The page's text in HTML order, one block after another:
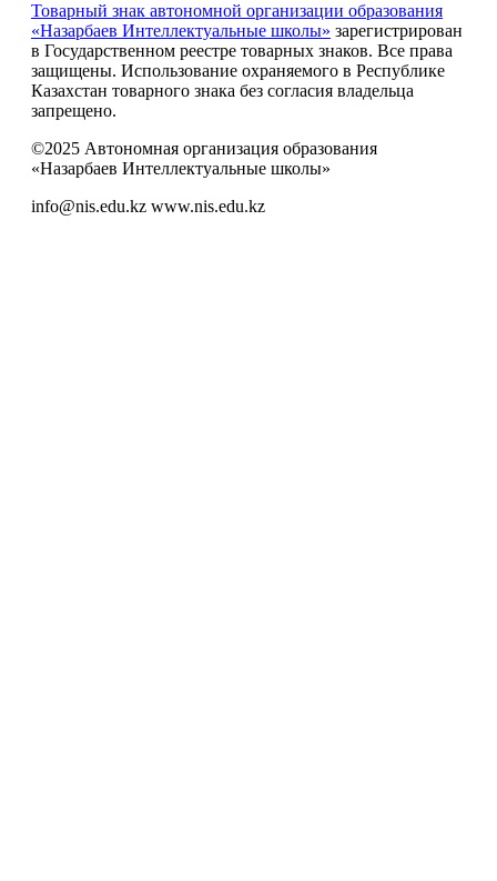
Товарный знак автономной организации образования
«Назарбаев Интеллектуальные школы» зарегистрирован
в Государственном реестре товарных знаков. Все права
защищены. Использование охраняемого в Республике
Казахстан товарного знака без согласия владельца
запрещено.
©2025 Автономная организация образования
«Назарбаев Интеллектуальные школы»
info@nis.edu.kz www.nis.edu.kz